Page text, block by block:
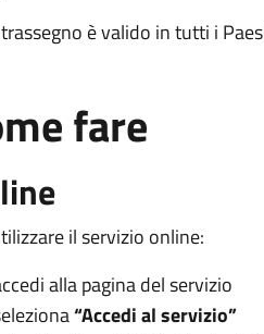
è valido in tutti i
fare
il servizio online:
alla pagina del servizio
“Accedi al servizio”